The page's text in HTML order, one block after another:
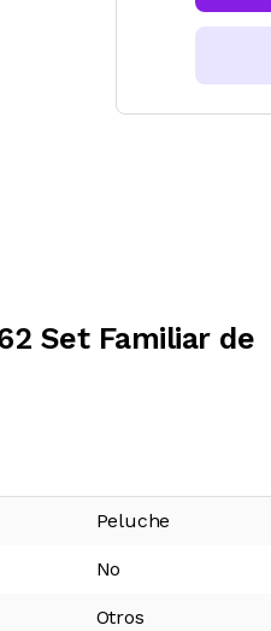
Set Familiar de
Peluche
No
Otros